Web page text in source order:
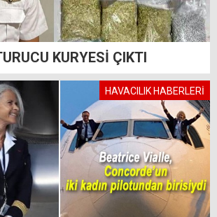
KURYESİ ÇIKTI
HAVACILIK HABERLERİ